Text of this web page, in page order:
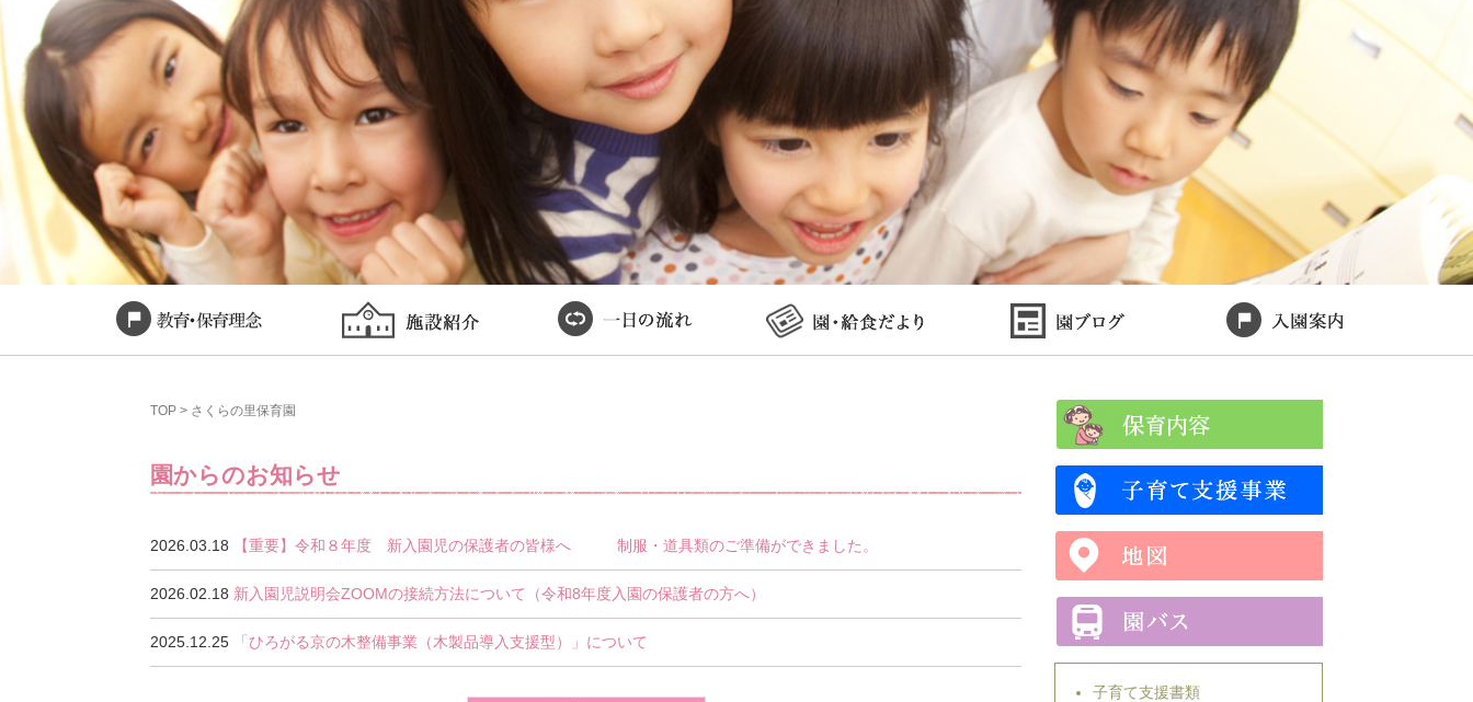
TOP > さくらの里保育園
園からのお知らせ
2026.03.18 【重要】令和８年度 新入園児の保護者の皆様へ 制服・道具類のご準備ができました。
2026.02.18 新入園児説明会ZOOMの接続方法について（令和8年度入園の保護者の方へ）
2025.12.25 「ひろがる京の木整備事業（木製品導入支援型）」について
子育て支援書類